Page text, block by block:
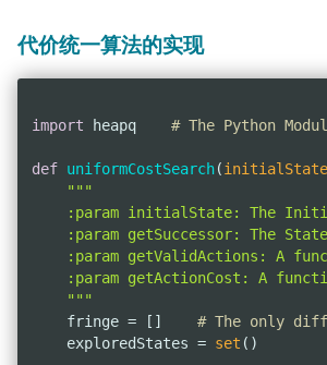
代价统一算法的实现
import heapq # The Python
def uniformCostSearch(initialState,
"""
:param initialState: The
:param getSuccessor: The
:param getValidActions: A
:param getActionCost: A
    """
    fringe = []
# The only
    exploredStates =
set ()